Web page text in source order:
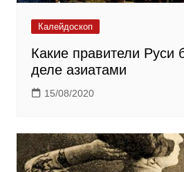
Калейдоскоп
Какие правители Руси
деле азиатами
15/08/2020